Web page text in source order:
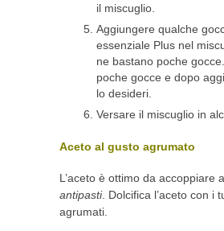
il miscuglio.
Aggiungere qualche
essenziale Plus nel
ne bastano poche
poche gocce e dopo
lo desideri.
Versare il miscuglio in
Aceto al gusto agrumato
L’aceto è ottimo da accoppiare
antipasti. Dolcifica l’aceto con i
agrumati.